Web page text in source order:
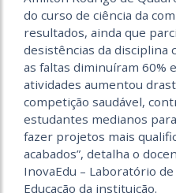
do curso de ciência da
resultados, ainda que
desistências da disciplina
as faltas diminuíram 60%
atividades aumentou
competição saudável,
estudantes medianos
fazer projetos mais
acabados”, detalha o
InovaEdu – Laboratório
Educação da instituição.